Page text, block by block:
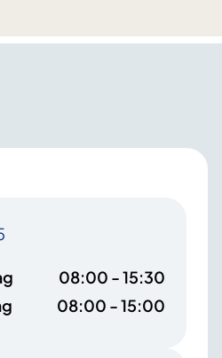
08:00 - 15:30
08:00 - 15:00